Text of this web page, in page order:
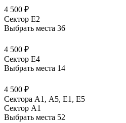
4 500 ₽
Сектор E2
Выбрать места 36
4 500 ₽
Сектор E4
Выбрать места 14
4 500 ₽
Сектора А1, А5, Е1, Е5
Сектор A1
Выбрать места 52